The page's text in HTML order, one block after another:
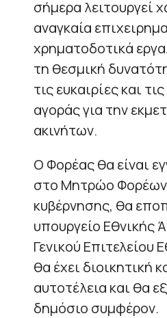
σήμερα λειτουργεί
αναγκαία
χρηματοδοτικά
τη θεσμική
τις ευκαιρίες και
αγοράς για την
ακινήτων.
Ο Φορέας θα είναι
στο Μητρώο Φορέων
κυβέρνησης, θα
υπουργείο Εθνικής
Γενικού Επιτελείου
θα έχει διοικητική
αυτοτέλεια και θα
δημόσιο συμφέρον.